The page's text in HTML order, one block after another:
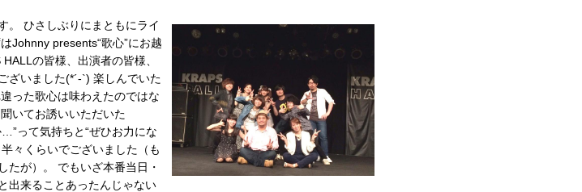
。 ひさしぶりにまともにライ
Johnny presents“歌心”にお越
の皆様、出演者の皆様、
ざいました(*´-`) 楽しんでいた
った歌心は味わえたのではな
いてお誘いいただいた
って気持ちと“ぜひお力にな
々くらいでございました（も
たが）。 でもいざ本番当日・
出来ることあったんじゃない